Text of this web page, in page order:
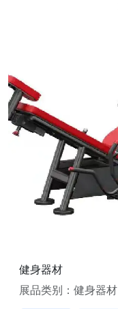
健身器材
展品类别：健身器材